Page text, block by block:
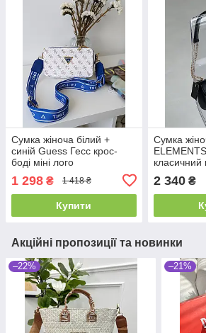
Сумка жіноча білий +
синій Guess Гесс крос-
боді міні лого
1 298 ₴ 1 418 ₴
Купити
Сумка
класичний
2 340₴
Акційні пропозиції та новинки
–22% –21%